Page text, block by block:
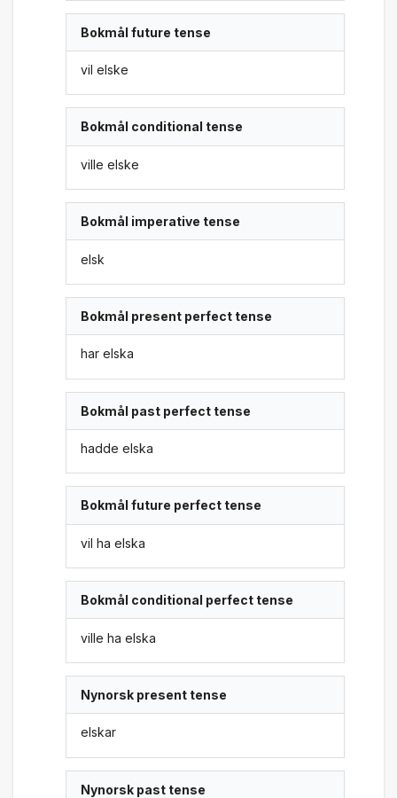
Bokmål future tense
vil elske
Bokmål conditional tense
ville elske
Bokmål imperative tense
elsk
Bokmål present perfect tense
har elska
Bokmål past perfect tense
hadde elska
Bokmål future perfect tense
vil ha elska
Bokmål conditional perfect tense
ville ha elska
Nynorsk present tense
elskar
Nynorsk past tense